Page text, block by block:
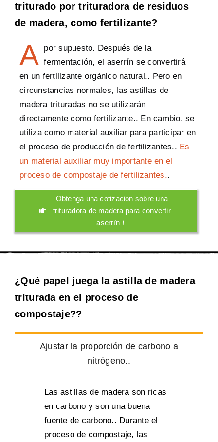
triturado por trituradora de residuos
de madera, como fertilizante?
A por supuesto. Después de la
fermentación, el aserrín se convertirá
en un fertilizante orgánico natural.. Pero en
circunstancias normales, las astillas de
madera trituradas no se utilizarán
directamente como fertilizante.. En cambio, se
utiliza como material auxiliar para participar en
el proceso de producción de fertilizantes.. Es
un material auxiliar muy importante en el
proceso de compostaje de fertilizantes..
Obtenga una cotización sobre una
trituradora de madera para convertir
aserrín！
¿Qué papel juega la astilla de madera
triturada en el proceso de
compostaje??
Ajustar la proporción de carbono a
nitrógeno..
Las astillas de madera son ricas
en carbono y son una buena
fuente de carbono.. Durante el
proceso de compostaje, las